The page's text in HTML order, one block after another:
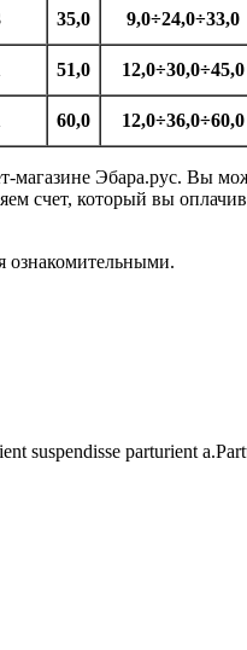
35,0 9,0÷24,0÷33,0
51,0 12,0÷30,0÷45,0
60,0 12,0÷36,0÷60,0
Эбара.рус. Вы
который вы
ознакомительными.
suspendisse parturient